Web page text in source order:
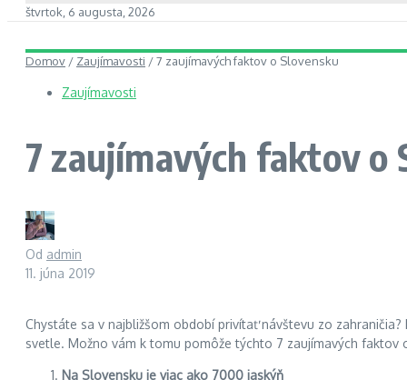
štvrtok, 6 augusta, 2026
Domov / Zaujímavosti /7 zaujímavých faktov o Slovensku
Zaujímavosti
7 zaujímavých faktov o
Od admin
11. júna 2019
Chystáte sa v najbližšom období privítať návštevu zo
svetle. Možno vám k tomu pomôže týchto 7 zaujímavých faktov
Na Slovensku je viac ako 7000 jaskýň